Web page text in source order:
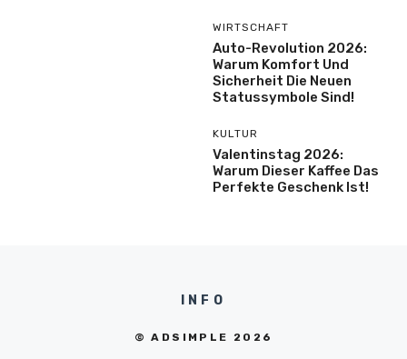
WIRTSCHAFT
Auto-Revolution 2026:
Warum Komfort Und
Sicherheit Die Neuen
Statussymbole Sind!
KULTUR
Valentinstag 2026:
Warum Dieser Kaffee Das
Perfekte Geschenk Ist!
INFO
© ADSIMPLE 2026